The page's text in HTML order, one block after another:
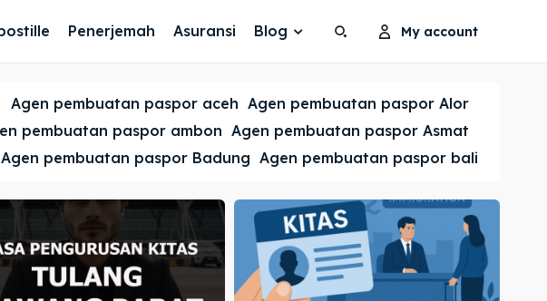
Penerjemah Asuransi Blog My account
Agen pembuatan paspor aceh Agen pembuatan paspor Alor
pembuatan paspor ambon Agen pembuatan paspor Asmat
Agen pembuatan paspor Badung Agen pembuatan paspor bali